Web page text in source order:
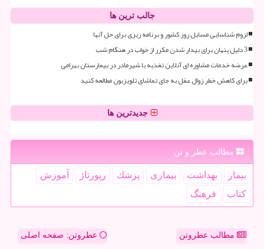
جالب ترین ها
لزوم شناسایی مسایل روز کشور و برنامه ریزی برای حل آنها
3 دلیل پنهان برای بیدار شدن مکرر از خواب در هنگام شب
عرضه خدمات مشاوره ای آنلاین تغذیه با شیرمادر در بیمارستان بهرامی
برای کاهش خطر زوال عقل به جای تماشای تلویزیون مطالعه کنید
جدیدترین ها
مطالب عطر و تن
بیمار بهداشت بیماری پزشك رپورتاژ
آموزش
كتاب
فرهنگ
مطالب عطروتن عطروتن: صفحه اصلی